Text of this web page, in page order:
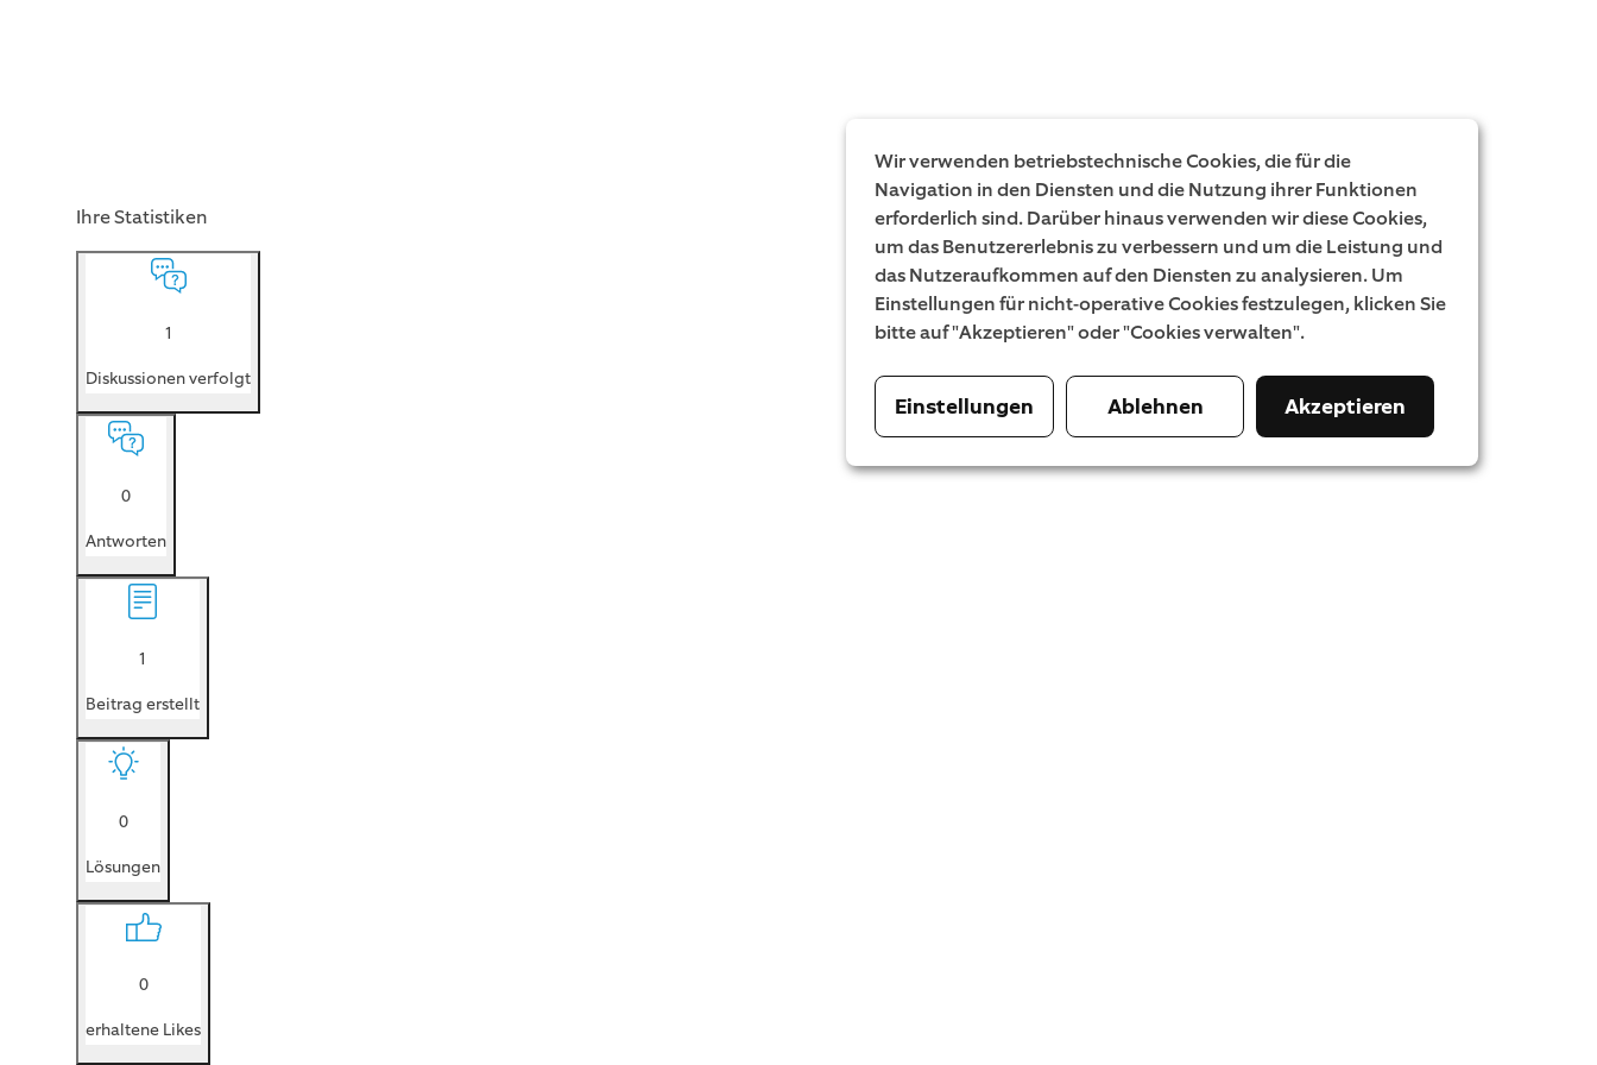
Ihre Statistiken
1
Diskussionen verfolgt
0
Antworten
1
Beitrag erstellt
0
Lösungen
0
erhaltene Likes
Wir verwenden betriebstechnische Cookies, die für die
Navigation in den Diensten und die Nutzung ihrer Funktionen
erforderlich sind. Darüber hinaus verwenden wir diese Cookies,
um das Benutzererlebnis zu verbessern und um die Leistung und
das Nutzeraufkommen auf den Diensten zu analysieren. Um
Einstellungen für nicht-operative Cookies festzulegen, klicken Sie
bitte auf "Akzeptieren" oder "Cookies verwalten".
Einstellungen Ablehnen Akzeptieren